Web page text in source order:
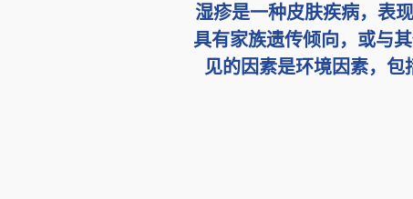
湿疹是一种皮肤疾病，表
具有家族遗传倾向，或与
见的因素是环境因素，